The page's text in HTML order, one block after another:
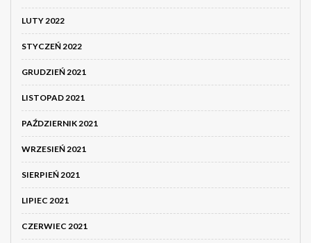
LUTY 2022
STYCZEŃ 2022
GRUDZIEŃ 2021
LISTOPAD 2021
PAŹDZIERNIK 2021
WRZESIEŃ 2021
SIERPIEŃ 2021
LIPIEC 2021
CZERWIEC 2021